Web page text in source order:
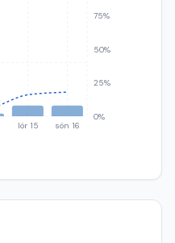
lör 15 sön 16
0%
25%
50%
75%